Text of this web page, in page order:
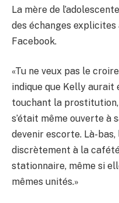
La mère de
des échanges
Facebook.
«Tu ne veux pas le
indique que Kelly aurait
touchant la
s’était même ouverte à
devenir escorte. Là-
discrètement à la
stationnaire, même si
mêmes unités.»